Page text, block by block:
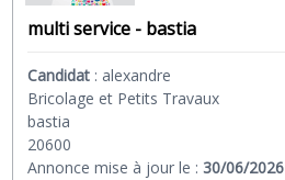
multi service - bastia
Candidat : alexandre
Bricolage et Petits Travaux
bastia
20600
Annonce mise à jour le :30/06/2026